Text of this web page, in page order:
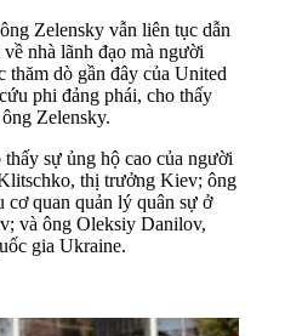
Zelensky vẫn liên tục dẫn
nhà lãnh đạo mà người
dò gần đây của United
phi đảng phái, cho thấy
Zelensky.
sự ủng hộ cao của người
thị trưởng Kiev; ông
quan quản lý quân sự ở
và ông Oleksiy Danilov,
gia Ukraine.